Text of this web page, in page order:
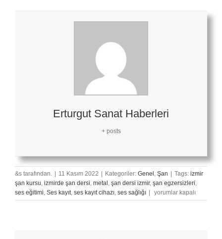
Erturgut Sanat Haberleri
+ posts
&s tarafından. | 11 Kasım 2022 | Kategoriler: Genel Şan | Tags: izmir
şan kursu izmirde şan dersi metal şan dersi izmir, şan egzersizleri
ses eğitimi Ses kayıt ses kayıt cihazı ses sağlığı |
Scream
Vokal
yorumlar kapalı